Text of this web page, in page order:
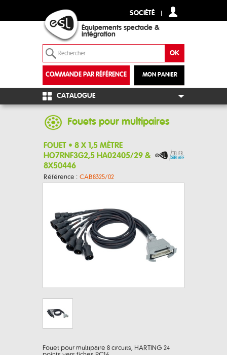
SOCIÉTÉ
Équipements spectacle &
intégration
MON PANIER
COMMANDE PAR RÉFÉRENCE
+
CATALOGUE
Fouets pour multipaires
FOUET • 8 X 1,5 MÈTRE
HO7RNF3G2,5 HA02405/29 &
8X50446
Référence : CAB8325/02
Fouet pour multipaire 8 circuits, HARTING 24